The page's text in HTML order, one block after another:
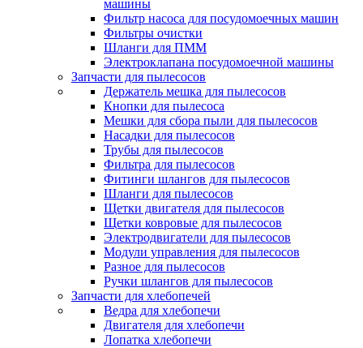
машины
Фильтр насоса для посудомоечных машин
Фильтры очистки
Шланги для ПММ
Электроклапана посудомоечной машины
Запчасти для пылесосов
Держатель мешка для пылесосов
Кнопки для пылесоса
Мешки для сбора пыли для пылесосов
Насадки для пылесосов
Трубы для пылесосов
Фильтра для пылесосов
Фитинги шлангов для пылесосов
Шланги для пылесосов
Щетки двигателя для пылесосов
Щетки ковровые для пылесосов
Электродвигатели для пылесосов
Модули управления для пылесосов
Разное для пылесосов
Ручки шлангов для пылесосов
Запчасти для хлебопечей
Ведра для хлебопечи
Двигателя для хлебопечи
Лопатка хлебопечи